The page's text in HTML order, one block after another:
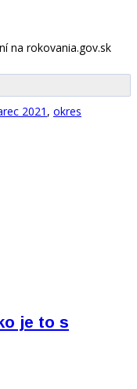
na rokovania.gov.sk
2021 , okres
je to s